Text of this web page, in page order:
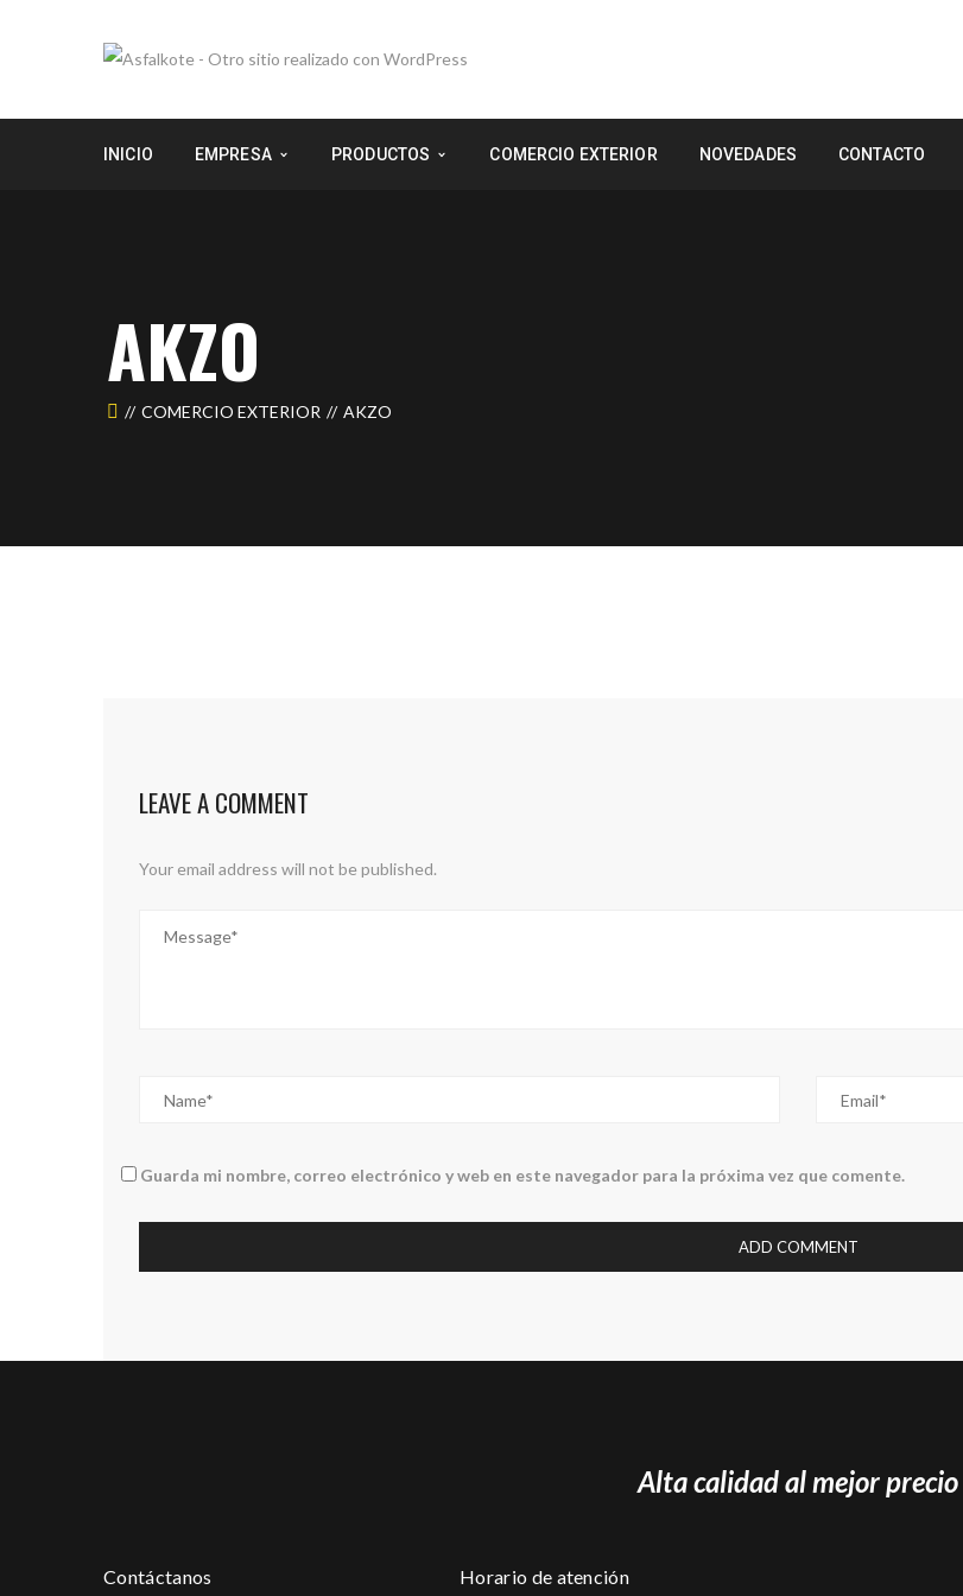
INICIO EMPRESA PRODUCTOS COMERCIO EXTERIOR NOVEDADES CONTACTO
AKZO
COMERCIO EXTERIOR AKZO
LEAVE A COMMENT
Your email address will not be published.
Guarda mi nombre, correo electrónico y web en este navegador para la próxima vez que comente.
Alta calidad al mejor precio
Contáctanos Horario de atención